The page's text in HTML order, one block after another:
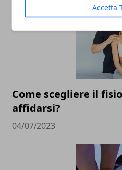
Accetta
Come scegliere il
affidarsi?
04/07/2023